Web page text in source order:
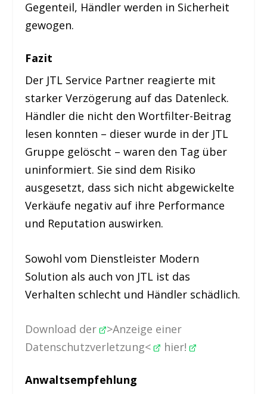
Gegenteil, Händler werden in Sicherheit
gewogen.
Fazit
Der JTL Service Partner reagierte mit
starker Verzögerung auf das Datenleck.
Händler die nicht den Wortfilter-Beitrag
lesen konnten – dieser wurde in der JTL
Gruppe gelöscht – waren den Tag über
uninformiert. Sie sind dem Risiko
ausgesetzt, dass sich nicht abgewickelte
Verkäufe negativ auf ihre Performance
und Reputation auswirken.
Sowohl vom Dienstleister Modern
Solution als auch von JTL ist das
Verhalten schlecht und Händler schädlich.
Download der >Anzeige einer
Datenschutzverletzung<
hier!
Anwaltsempfehlung